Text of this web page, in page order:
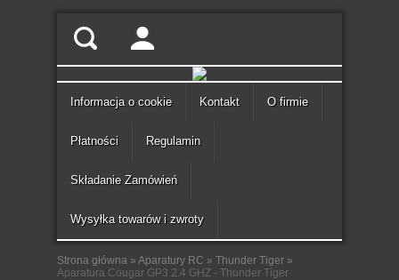
Informacja o cookie Kontakt O firmie
Płatności Regulamin
Składanie Zamówień
Wysyłka towarów i zwroty
Strona główna » Aparatury RC » Thunder Tiger »
Aparatura Cougar GP3 2.4 GHZ - Thunder Tiger